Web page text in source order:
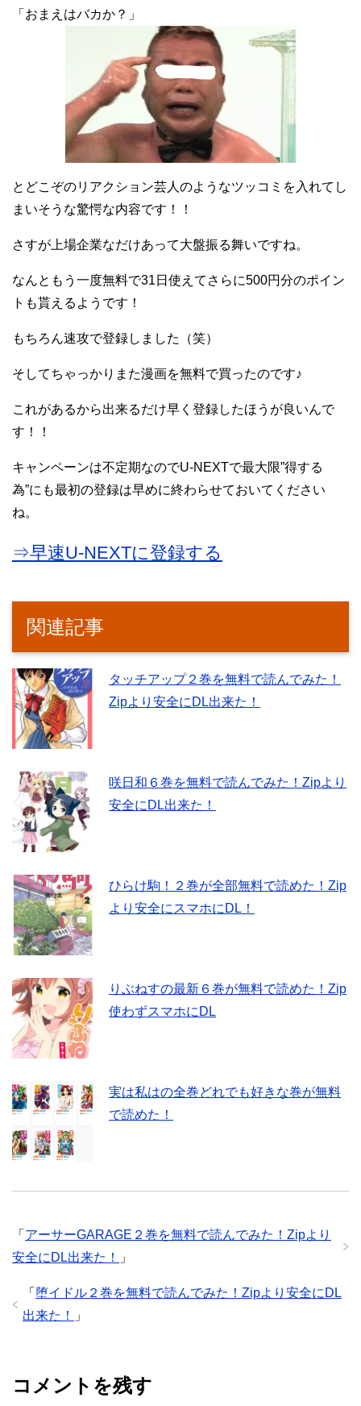
「おまえはバカか？」
とどこぞのリアクション芸人のようなツッコミを入れてし
まいそうな驚愕な内容です！！
さすが上場企業なだけあって大盤振る舞いですね。
なんともう一度無料で31日使えてさらに500円分のポイン
トも貰えるようです！
もちろん速攻で登録しました（笑）
そしてちゃっかりまた漫画を無料で買ったのです♪
これがあるから出来るだけ早く登録したほうが良いんで
す！！
キャンペーンは不定期なのでU-NEXTで最大限”得する
為”にも最初の登録は早めに終わらせておいてください
ね。
⇒早速U-NEXTに登録する
関連記事
タッチアップ２巻を無料で読んでみた！
Zipより安全にDL出来た！
咲日和６巻を無料で読んでみた！Zipより
安全にDL出来た！
ひらけ駒！２巻が全部無料で読めた！Zip
より安全にスマホにDL！
りぶねすの最新６巻が無料で読めた！Zip
使わずスマホにDL
実は私はの全巻どれでも好きな巻が無料
で読めた！
「 アーサーGARAGE２巻を無料で読んでみた！Zipより
安全にDL出来た！
」
「 堕イドル２巻を無料で読んでみた！Zipより安全にDL
出来た！
」
コメントを残す